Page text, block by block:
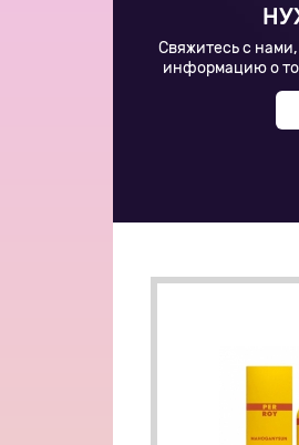
Свяжитесь с
информацию о